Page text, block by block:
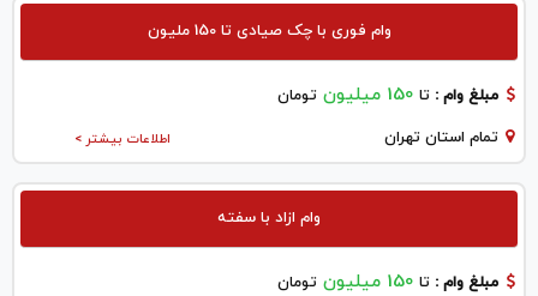
وام فوری با چک صیادی تا 150 ملیون
مبلغ وام : تا 150 میلیون تومان
اطلاعات بیشتر > تمام استان تهران
وام ازاد با سفته
مبلغ وام : تا 150 میلیون تومان